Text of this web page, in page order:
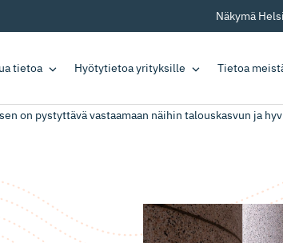
Näkymä
tietoa Hyötytietoa yrityksille Tietoa
on pystyttävä vastaamaan näihin talouskasvun ja